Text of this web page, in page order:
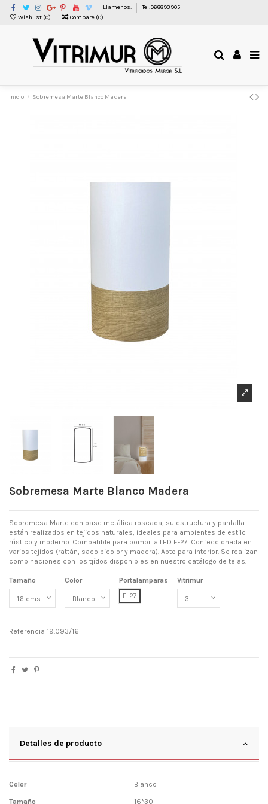
Llamenos:
Tel:968893905
Wishlist (0) Compare (0)
Inicio Sobremesa Marte Blanco Madera
Sobremesa Marte Blanco Madera
Sobremesa Marte con base metálica roscada, su estructura y pantalla
están realizados en tejidos naturales, ideales para ambientes de estilo
rústico y moderno. Compatible para bombilla LED E-27. Confeccionada en
varios tejidos (rattán, saco bicolor y madera). Apto para interior. Se realizan
combinaciones con los tjídos disponibles en nuestro catálogo de telas.
Tamaño Color
Portalamparas
E-27
Vitrimur
Referencia 19.093/16
Detalles de producto
Color Blanco
Tamaño 16*30